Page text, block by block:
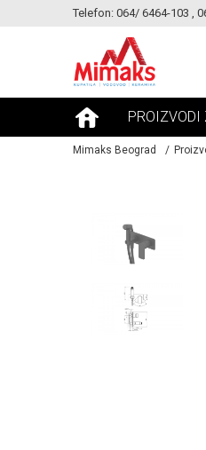
Telefon: 064/ 6464-103 ,
PROIZVODI
Mimaks Beograd